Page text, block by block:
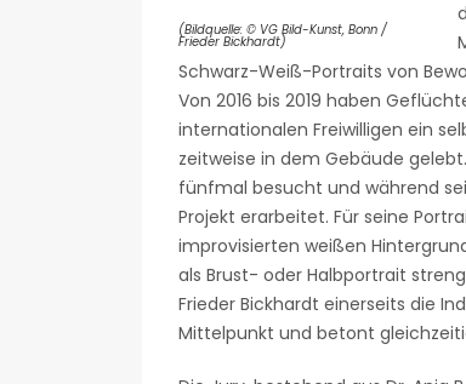
(Bildquelle: © VG Bild-Kunst, Bonn /
Frieder Bickhardt)
Schwarz-Weiß-Portraits von
Von 2016 bis 2019 haben
internationalen Freiwilligen ein
zeitweise in dem Gebäude
fünfmal besucht und während
Projekt erarbeitet. Für seine
improvisierten weißen
als Brust- oder Halbportrait
Frieder Bickhardt einerseits die
Mittelpunkt und betont